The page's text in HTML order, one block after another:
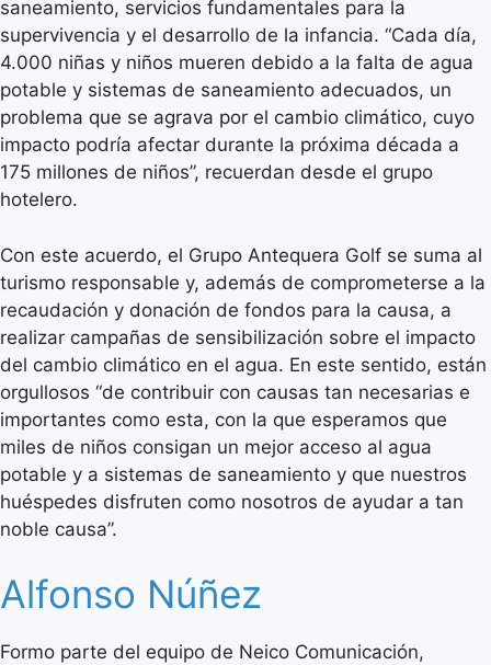
saneamiento, servicios fundamentales para la
supervivencia y el desarrollo de la infancia. “Cada día,
4.000 niñas y niños mueren debido a la falta de agua
potable y sistemas de saneamiento adecuados, un
problema que se agrava por el cambio climático, cuyo
impacto podría afectar durante la próxima década a
175 millones de niños”, recuerdan desde el grupo
hotelero.
Con este acuerdo, el Grupo Antequera Golf se suma al
turismo responsable y, además de comprometerse a la
recaudación y donación de fondos para la causa, a
realizar campañas de sensibilización sobre el impacto
del cambio climático en el agua. En este sentido, están
orgullosos “de contribuir con causas tan necesarias e
importantes como esta, con la que esperamos que
miles de niños consigan un mejor acceso al agua
potable y a sistemas de saneamiento y que nuestros
huéspedes disfruten como nosotros de ayudar a tan
noble causa”.
Alfonso Núñez
Formo parte del equipo de Neico Comunicación,